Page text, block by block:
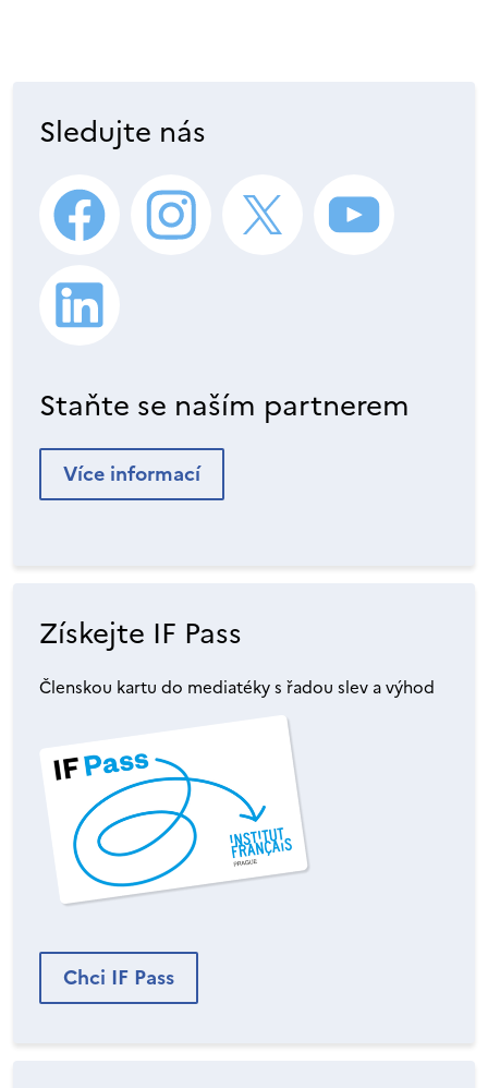
Sledujte nás
Staňte se naším partnerem
Více informací
Získejte IF Pass
Členskou kartu do mediatéky s řadou slev a výhod
Chci IF Pass